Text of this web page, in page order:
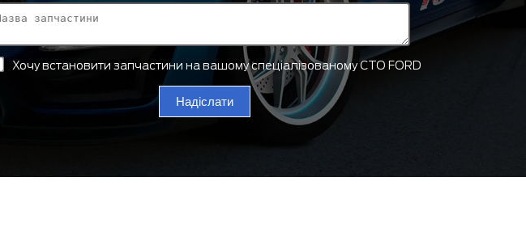
Хочу встановити запчастини на вашому спеціалізованому СТО FORD
Надіслати